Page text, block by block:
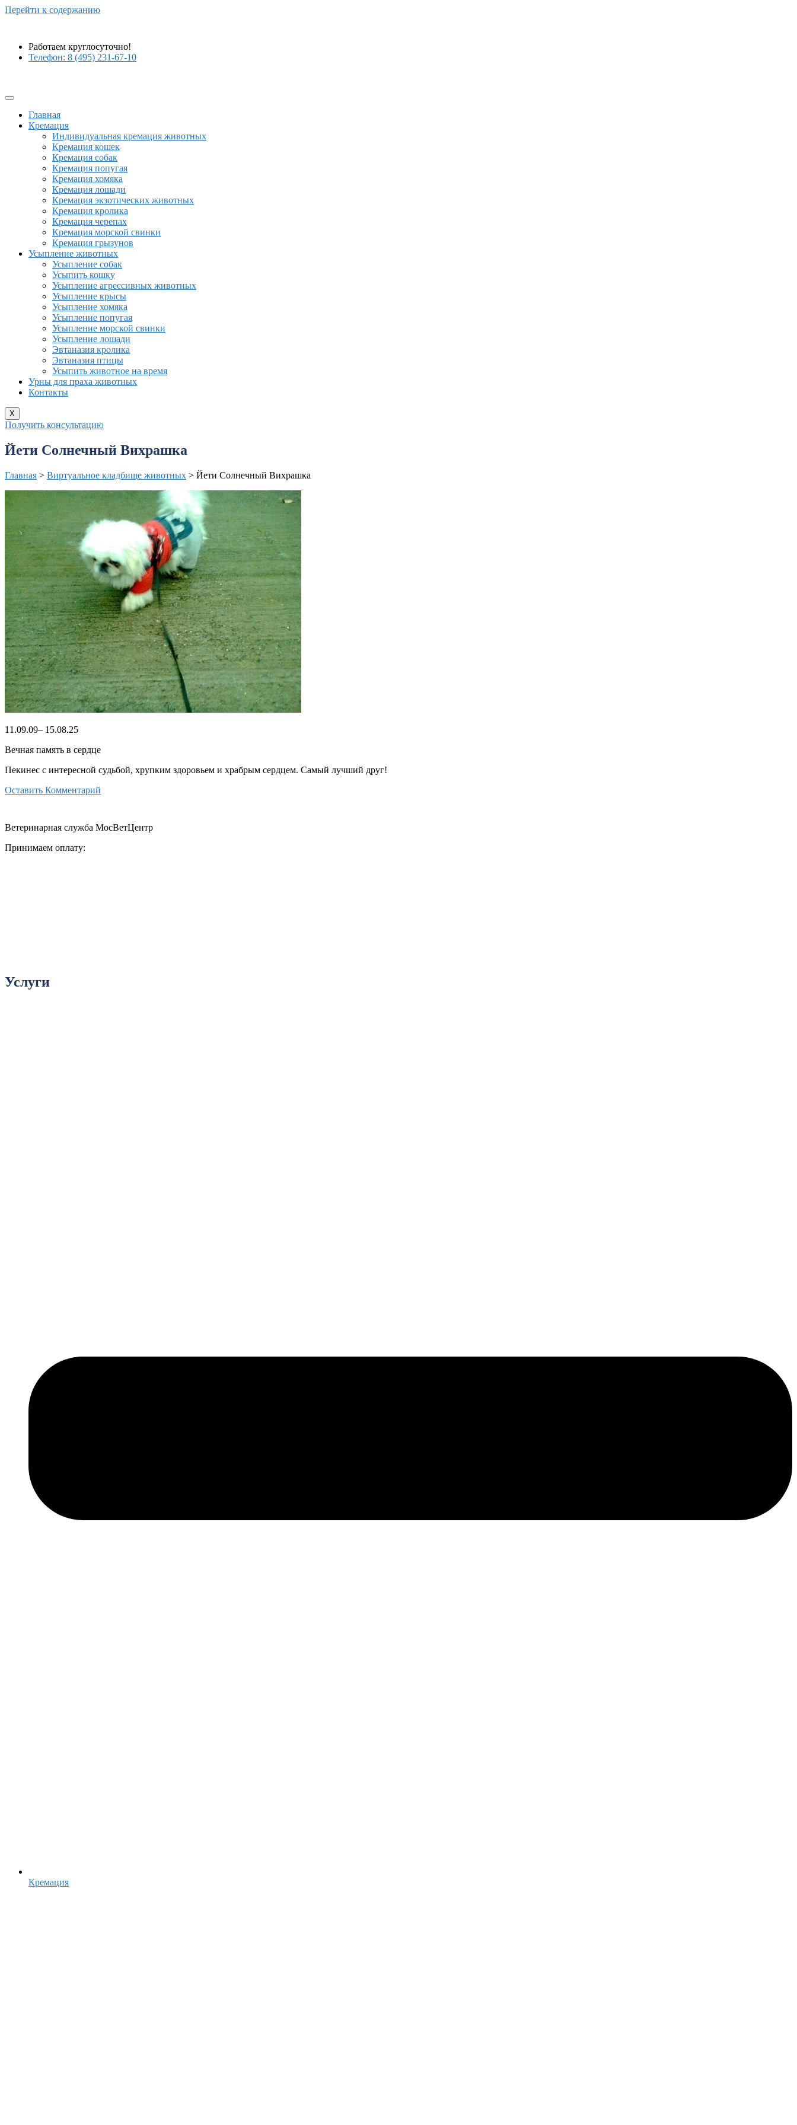
Перейти к содержанию
Работаем круглосуточно!
Телефон: 8 (495) 231-67-10
Главная
Кремация
Индивидуальная кремация животных
Кремация кошек
Кремация собак
Кремация попугая
Кремация хомяка
Кремация лошади
Кремация экзотических животных
Кремация кролика
Кремация черепах
Кремация морской свинки
Кремация грызунов
Усыпление животных
Усыпление собак
Усыпить кошку
Усыпление агрессивных животных
Усыпление крысы
Усыпление хомяка
Усыпление попугая
Усыпление морской свинки
Усыпление лошади
Эвтаназия кролика
Эвтаназия птицы
Усыпить животное на время
Урны для праха животных
Контакты
X
Получить консультацию
Йети Солнечный Вихрашка
Главная > Виртуальное кладбище животных > Йети Солнечный Вихрашка
11.09.09– 15.08.25
Вечная память в сердце
Пекинес с интересной судьбой, хрупким здоровьем и храбрым сердцем. Самый лучший друг!
Оставить Комментарий
Ветеринарная служба МосВетЦентр
Принимаем оплату:
Услуги
Кремация